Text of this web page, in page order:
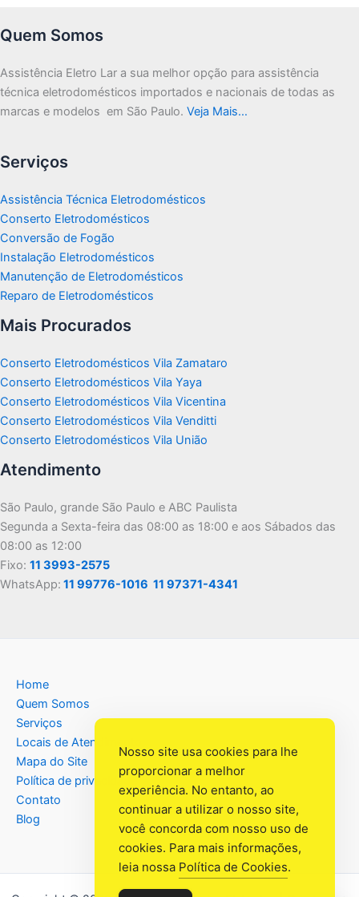
Quem Somos
Assistência Eletro Lar a sua melhor opção para assistência
técnica eletrodomésticos importados e nacionais de todas as
marcas e modelos em São Paulo. Veja Mais…
Serviços
Assistência Técnica Eletrodomésticos
Conserto Eletrodomésticos
Conversão de Fogão
Instalação Eletrodomésticos
Manutenção de Eletrodomésticos
Reparo de Eletrodomésticos
Mais Procurados
Conserto Eletrodomésticos Vila Zamataro
Conserto Eletrodomésticos Vila Yaya
Conserto Eletrodomésticos Vila Vicentina
Conserto Eletrodomésticos Vila Venditti
Conserto Eletrodomésticos Vila União
Atendimento
São Paulo, grande São Paulo e ABC Paulista
Segunda a Sexta-feira das 08:00 as 18:00 e aos Sábados das
08:00 as 12:00
Fixo: 11 3993-2575
WhatsApp: 11 99776-1016 11 97371-4341
Home
Quem Somos
Serviços
Locais de Atendimento
Mapa do Site
Política de privacidade
Contato
Blog
Nosso site usa cookies para lhe
proporcionar a melhor
experiência. No entanto, ao
continuar a utilizar o nosso site,
você concorda com nosso uso de
cookies. Para mais informações,
leia nossa Política de Cookies.